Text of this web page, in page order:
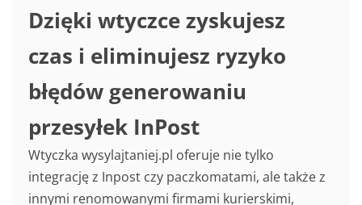
Dzięki wtyczce zyskujesz
czas i eliminujesz ryzyko
błędów generowaniu
przesyłek InPost
Wtyczka wysylajtaniej.pl oferuje nie tylko
integrację z Inpost czy paczkomatami, ale także z
innymi renomowanymi firmami kurierskimi,